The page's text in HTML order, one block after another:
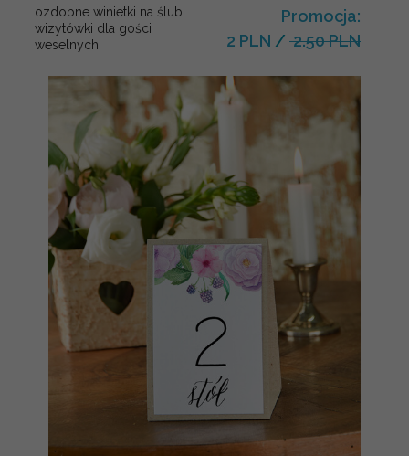
ozdobne winietki na ślub
wizytówki dla gości
weselnych
Promocja:
2 PLN / 2.50 PLN